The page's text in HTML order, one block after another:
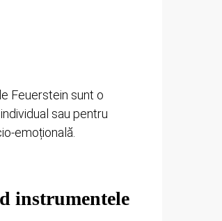
Feuerstein sunt o
sau pentru
emoțională.
instrumentele